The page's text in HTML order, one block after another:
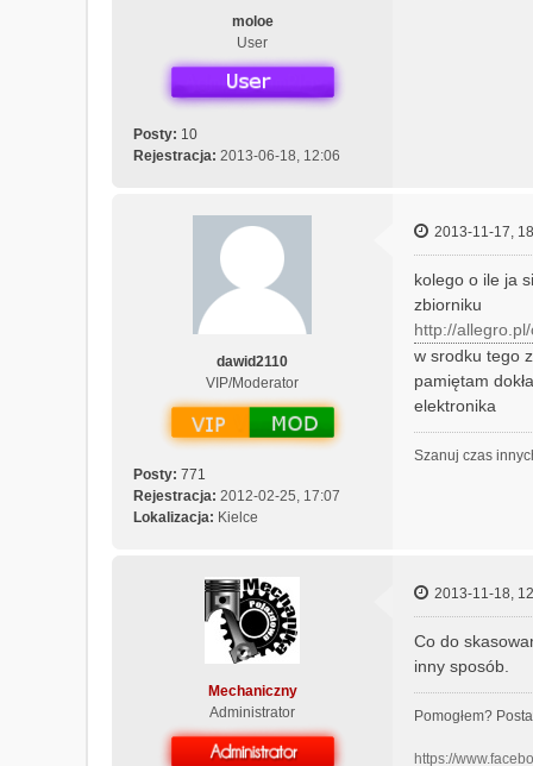
moloe
User
Posty: 10
Rejestracja: 2013-06-18, 12:06
dawid2110
VIP/Moderator
Posty: 771
Rejestracja: 2012-02-25, 17:07
Lokalizacja: Kielce
2013-11-17,
kolego o ile ja
zbiorniku
http://
w srodku tego
pamiętam
elektronika
Szanuj czas
Mechaniczny
Administrator
2013-11-18,
Co do
inny sposób.
Pomogłem?
https://